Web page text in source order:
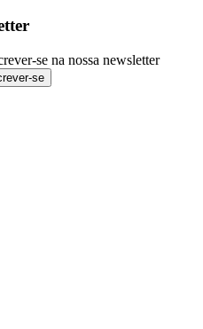
se na nossa newsletter
se